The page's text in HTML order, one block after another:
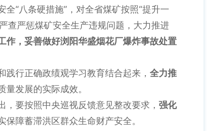
“八条硬措施”，对全省煤矿按照“提升一
查严惩煤矿安全生产违规问题，大力推进
作，妥善做好浏阳华盛烟花厂爆炸事故处置
行正确政绩观学习教育结合起来， 全力推
发展的实际成效。
要按照中央巡视反馈意见整改要求， 强化
障蓄滞洪区群众生命财产安全。